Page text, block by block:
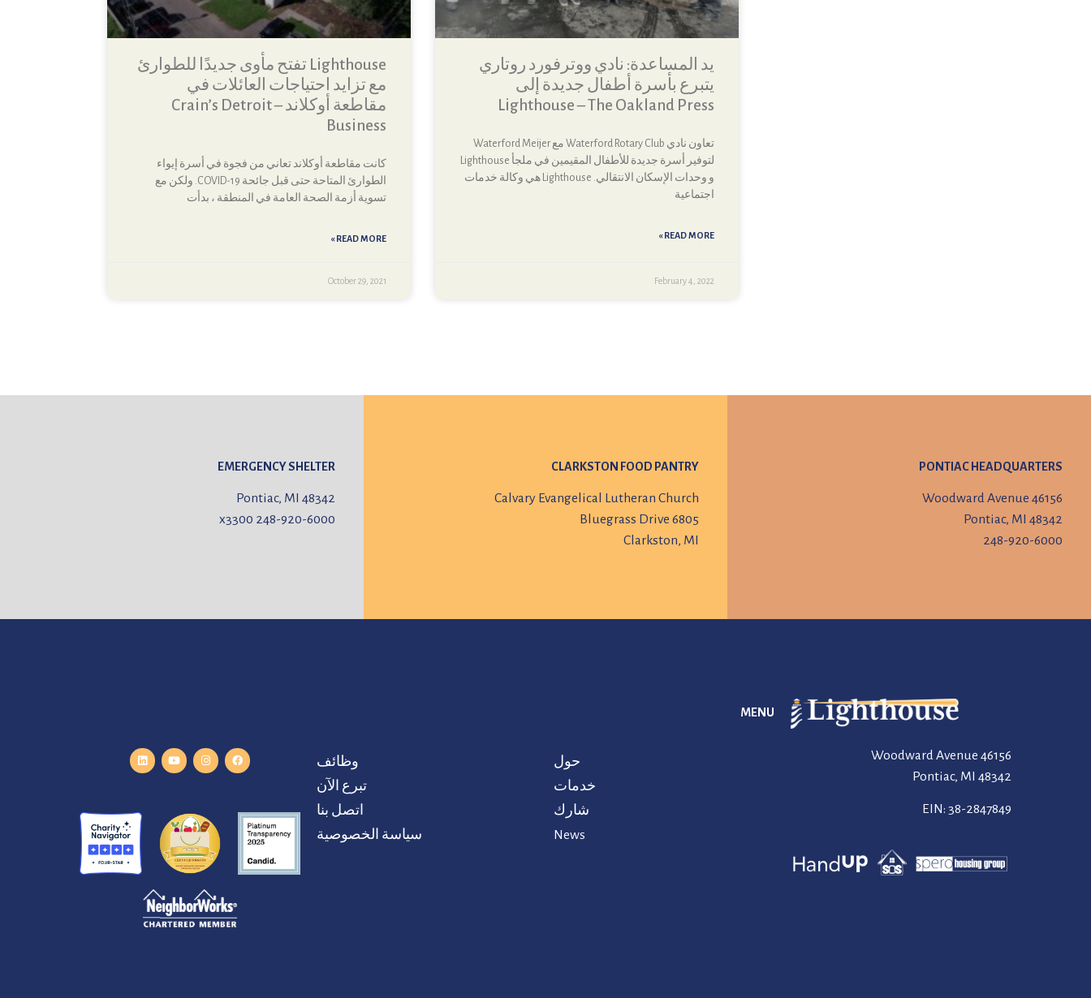
يد المساعدة: نادي ووترفورد روتاري
يتبرع بأسرة أطفال جديدة إلى
Lighthouse – The Oakland Press
تعاون نادي Waterford Rotary Club مع Waterford Meijer
لتوفير أسرة جديدة للأطفال المقيمين في ملجأ Lighthouse
و وحدات الإسكان الانتقالي. Lighthouse هي وكالة خدمات
اجتماعية
READ MORE »
February 4, 2022
Lighthouse تفتح مأوى جديدًا للطوارئ
مع تزايد احتياجات العائلات في
مقاطعة أوكلاند – Crain’s Detroit
Business
كانت مقاطعة أوكلاند تعاني من فجوة في أسرة إيواء
الطوارئ المتاحة حتى قبل جائحة COVID-19. ولكن مع
تسوية أزمة الصحة العامة في المنطقة ، بدأت
READ MORE »
October 29, 2021
PONTIAC HEADQUARTERS
46156 Woodward Avenue
Pontiac, MI 48342
248-920-6000
CLARKSTON FOOD PANTRY
Calvary Evangelical Lutheran Church
6805 Bluegrass Drive
Clarkston, MI
EMERGENCY SHELTER
Pontiac, MI 48342
248-920-6000
x3300
46156 Woodward Avenue
Pontiac, MI 48342
EIN: 38-2847849
MENU
حول
خدمات
شارك
News
وظائف
تبرع الآن
اتصل بنا
سياسة الخصوصية